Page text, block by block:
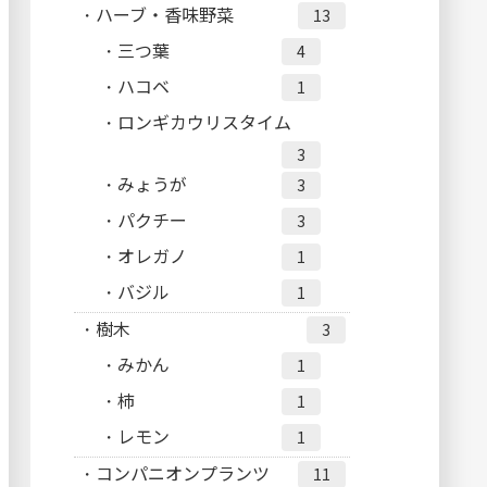
ハーブ・香味野菜 13
三つ葉 4
ハコベ 1
ロンギカウリスタイム
3
みょうが 3
パクチー 3
オレガノ 1
バジル 1
樹木 3
みかん 1
柿 1
レモン 1
コンパニオンプランツ 11